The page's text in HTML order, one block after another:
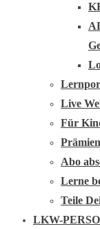
Live
Für
Abo
Lerne
Teile
LKW-